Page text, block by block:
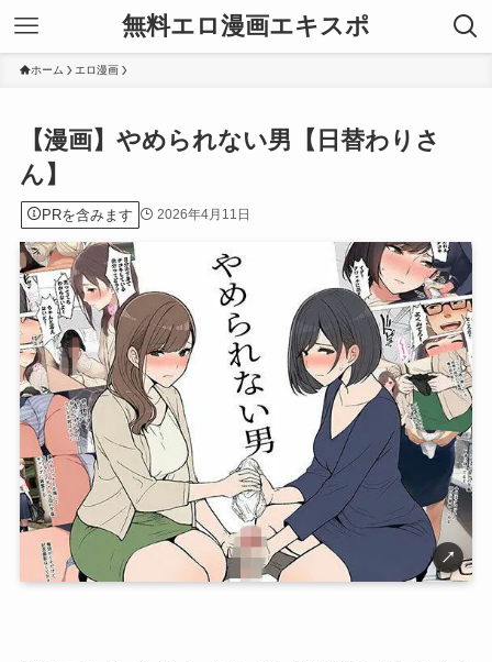
無料エロ漫画エキスポ
ホーム エロ漫画
【漫画】やめられない男【日替わりさ
ん】
PRを含みます 2026年4月11日
↗